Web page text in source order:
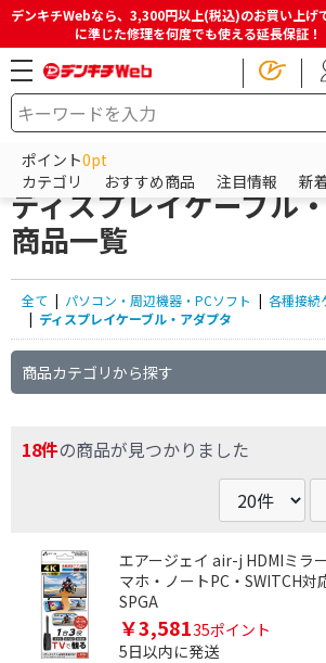
デンキチWebなら、3,300円以上(税込)のお買い上げ
に準じた修理を何度でも使える延長保証！
ポイント0pt
カテゴリ
おすすめ商品 注目情報 新
HOME 商品一覧ページ パソコン・周辺
ディスプレイケーブル・アダプタ
ディスプレイケーブル
商品一覧
全て | パソコン・周辺機器・PCソフト | 各種接続
| ディスプレイケーブル・アダプタ
商品カテゴリから探す
18件の商品が見つかりました
エアージェイ air-j HDMIミラ
マホ・ノートPC・SWITCH対
SPGA
￥3,58135ポイント
5日以内に発送